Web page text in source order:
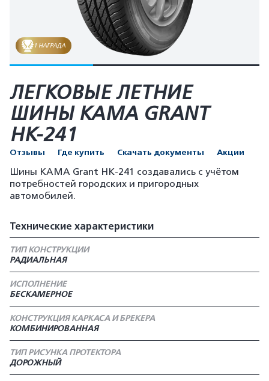
1 НАГРАДА
ЛЕГКОВЫЕ ЛЕТНИЕ
ШИНЫ КАМА GRANT
НК-241
Отзывы Где купить Скачать документы Акции
Шины KAMA Grant HK-241 создавались с учётом
потребностей городских и пригородных
автомобилей.
Технические характеристики
ТИП КОНСТРУКЦИИ
РАДИАЛЬНАЯ
ИСПОЛНЕНИЕ
БЕСКАМЕРНОЕ
КОНСТРУКЦИЯ КАРКАСА И БРЕКЕРА
КОМБИНИРОВАННАЯ
ТИП РИСУНКА ПРОТЕКТОРА
ДОРОЖНЫЙ